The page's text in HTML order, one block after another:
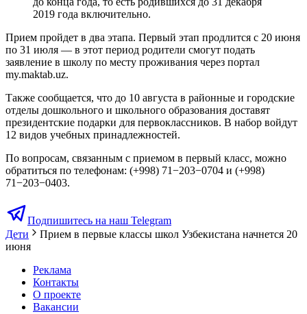
2019 года включительно.
Прием пройдет в два этапа. Первый этап продлится с 20 июня
по 31 июля — в этот период родители смогут подать
заявление в школу по месту проживания через портал
my.maktab.uz.
Также сообщается, что до 10 августа в районные и городские
отделы дошкольного и школьного образования доставят
президентские подарки для первоклассников. В набор войдут
12 видов учебных принадлежностей.
По вопросам, связанным с приемом в первый класс, можно
обратиться по телефонам: (+998) 71−203−0704 и (+998)
71−203−0403.
Подпишитесь на наш Telegram
Дети
Прием в первые классы школ Узбекистана начнется 20
июня
Реклама
Контакты
О проекте
Вакансии